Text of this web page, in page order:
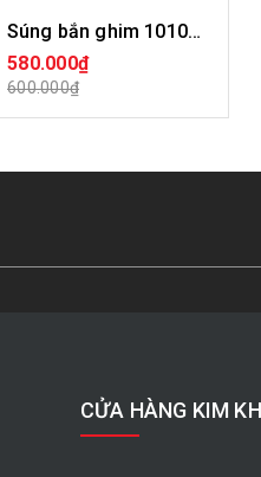
Súng bắn ghim 1010F Meite
580.000₫
600.000₫
HẾT HÀNG
CỬA HÀNG KIM